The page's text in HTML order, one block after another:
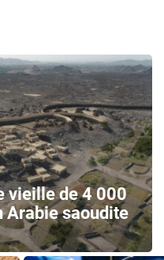
vieille de 4 000
Arabie saoudite